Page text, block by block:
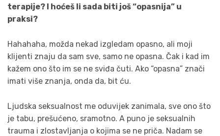
terapije? I hoćeš li sada biti još “opasnija” u
praksi?
Hahahaha, možda nekad izgledam opasno, ali moji
klijenti znaju da sam sve, samo ne opasna. Čak i kad im
kažem ono što im se ne sviđa čuti. Ako “opasna” znači
imati više znanja, onda da, bit ću.
Ljudska seksualnost me oduvijek zanimala, sve ono što
je tabu, prešućeno, sramotno. A puno je seksualnih
trauma i zlostavljanja o kojima se ne priča. Nadam se